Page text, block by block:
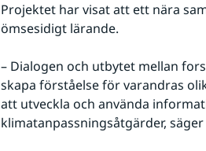
Projektet har visat att ett nära
ömsesidigt lärande.
– Dialogen och utbytet mellan
skapa förståelse för varandras
att utveckla och använda
klimatanpassningsåtgärder,